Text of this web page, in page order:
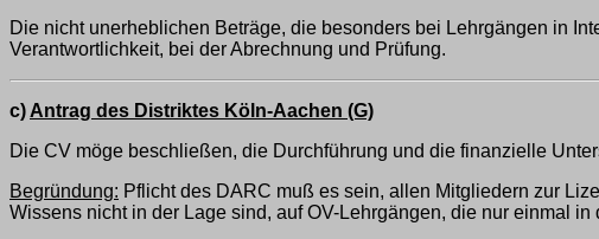
Die nicht unerheblichen Beträge, die besonders bei Lehrgängen in
Verantwortlichkeit, bei der Abrechnung und Prüfung.
c)Antrag des Distriktes Köln-Aachen (G)
Die CV möge beschließen, die Durchführung und die finanzielle
Begründung: Pflicht des DARC muß es sein, allen Mitgliedern zur
Wissens nicht in der Lage sind, auf OV-Lehrgängen, die nur einmal